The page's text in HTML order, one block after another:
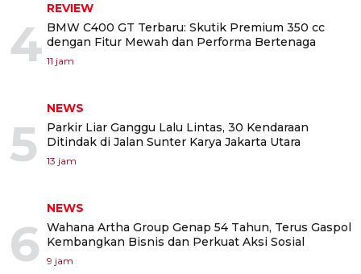
4
REVIEW
BMW C400 GT Terbaru: Skutik Premium 350 cc
dengan Fitur Mewah dan Performa Bertenaga
11 jam
5
NEWS
Parkir Liar Ganggu Lalu Lintas, 30 Kendaraan
Ditindak di Jalan Sunter Karya Jakarta Utara
13 jam
6
NEWS
Wahana Artha Group Genap 54 Tahun, Terus Gaspol
Kembangkan Bisnis dan Perkuat Aksi Sosial
9 jam